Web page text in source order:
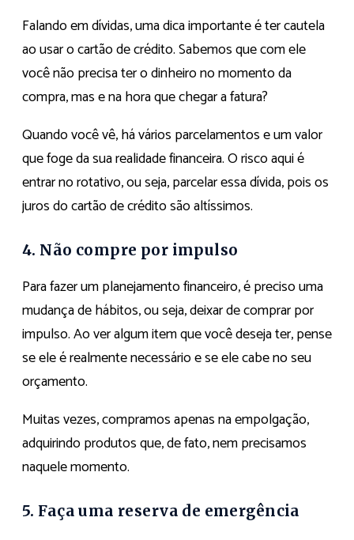
Falando em dívidas, uma dica importante é ter cautela
ao usar o cartão de crédito. Sabemos que com ele
você não precisa ter o dinheiro no momento da
compra, mas e na hora que chegar a fatura?
Quando você vê, há vários parcelamentos e um valor
que foge da sua realidade financeira. O risco aqui é
entrar no rotativo, ou seja, parcelar essa dívida, pois os
juros do cartão de crédito são altíssimos.
4. Não compre por impulso
Para fazer um planejamento financeiro, é preciso uma
mudança de hábitos, ou seja, deixar de comprar por
impulso. Ao ver algum item que você deseja ter, pense
se ele é realmente necessário e se ele cabe no seu
orçamento.
Muitas vezes, compramos apenas na empolgação,
adquirindo produtos que, de fato, nem precisamos
naquele momento.
5. Faça uma reserva de emergência